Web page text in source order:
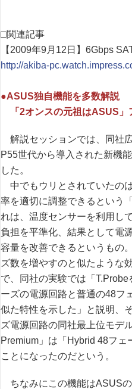
□関連記事
【2009年9月12日】6Gbps
http://akiba-
●ASUS独自機能を多数解説
「2オンスの元祖はASUS」
解説セッションでは、同社
P55世代から導入された新機
した。
中でもウリとされていたの
率を適切に調整できるという
れは、温度センサーを利用し
負担を平準化、結果として電
容量を改善できるというもの
ズ数を増やすのと似たような
で、同社の実験では「T.Probe
ーズの電源回路と普通の48フ
似た特性を示した」と説明、
ズ電源回路の同社最上位モデ
Premium」は「Hybrid 48フェ
ことになったのだという。
ちなみにこの機能はASUSの